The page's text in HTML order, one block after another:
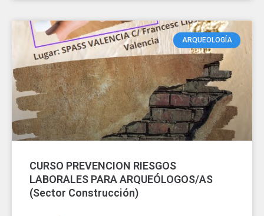
ARQUEOLOGÍA
CURSO PREVENCION RIESGOS
LABORALES PARA ARQUEÓLOGOS/AS
(Sector Construcción)